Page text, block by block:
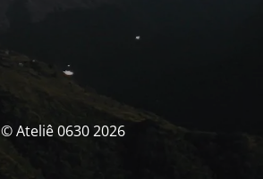
© Ateliê 0630 2026